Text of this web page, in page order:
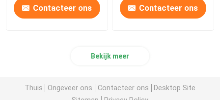
Contacteer ons Contacteer ons
Bekijk meer
Thuis Ongeveer ons Contacteer ons
Desktop Site